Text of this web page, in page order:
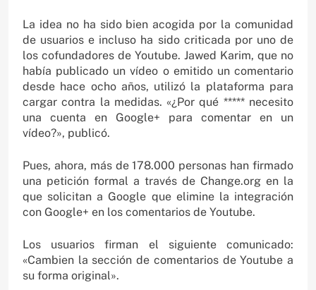
La idea no ha sido bien acogida por la comunidad
de usuarios e incluso ha sido criticada por uno de
los cofundadores de Youtube. Jawed Karim, que no
había publicado un vídeo o emitido un comentario
desde hace ocho años, utilizó la plataforma para
cargar contra la medidas. «¿Por qué ***** necesito
una cuenta en Google+ para comentar en un
vídeo?», publicó.
Pues, ahora, más de 178.000 personas han firmado
una petición formal a través de Change.org en la
que solicitan a Google que elimine la integración
con Google+ en los comentarios de Youtube.
Los usuarios firman el siguiente comunicado:
«Cambien la sección de comentarios de Youtube a
su forma original».